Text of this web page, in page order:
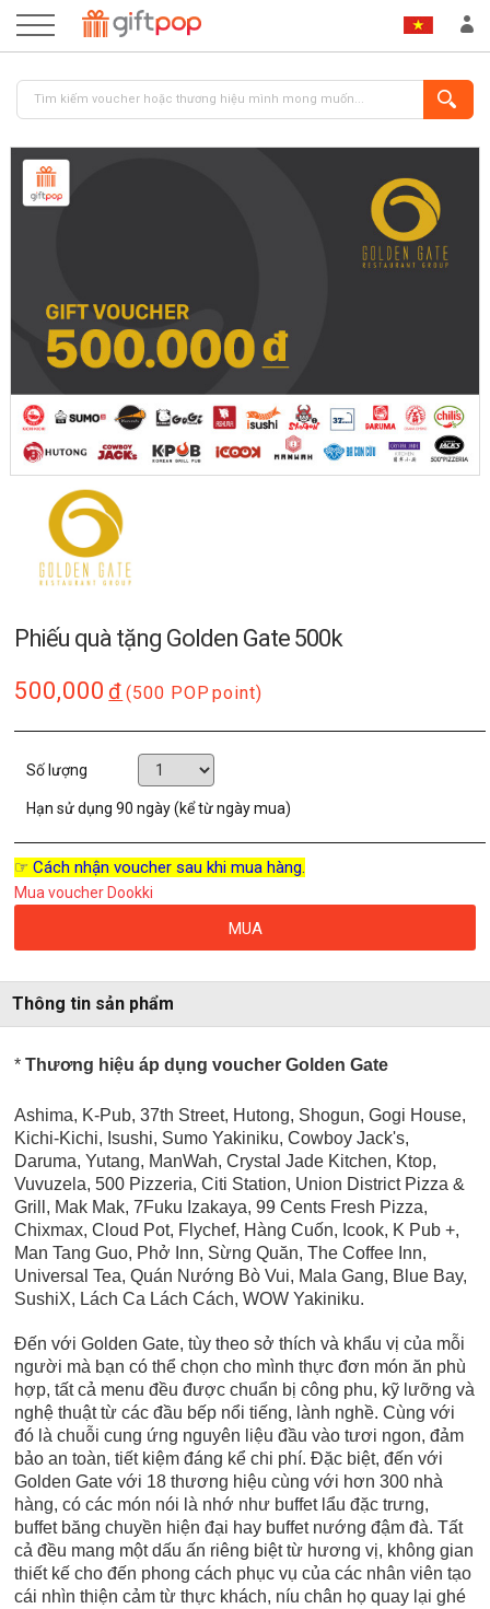
ĐĂNG NHẬP
Phiếu quà tặng Golden Gate 500k
500,000 đ (500 POP point)
Số lượng
Hạn sử dụng90 ngày (kể từ ngày mua)
☞ Cách nhận voucher sau khi mua hàng.
Mua voucher Dookki
MUA
Thông tin sản phẩm
*Thương hiệu áp dụng voucher Golden Gate
Ashima, K-Pub, 37th Street, Hutong, Shogun, Gogi House,
Kichi-Kichi, Isushi, Sumo Yakiniku, Cowboy Jack's,
Daruma, Yutang, ManWah, Crystal Jade Kitchen, Ktop,
Vuvuzela, 500 Pizzeria, Citi Station, Union District Pizza &
Grill, Mak Mak, 7Fuku Izakaya, 99 Cents Fresh Pizza,
Chixmax, Cloud Pot, Flychef, Hàng Cuốn, Icook, K Pub +,
Man Tang Guo, Phở Inn, Sừng Quăn, The Coffee Inn,
Universal Tea,Quán Nướng Bò Vui, Mala Gang, Blue Bay,
SushiX, Lách Ca Lách Cách, WOW Yakiniku.
Đến với Golden Gate, tùy theo sở thích và khẩu vị của mỗi
người mà bạn có thể chọn cho mình thực đơn món ăn phù
hợp, tất cả menu đều được chuẩn bị công phu, kỹ lưỡng và
nghệ thuật từ các đầu bếp nổi tiếng, lành nghề. Cùng với
đó là chuỗi cung ứng nguyên liệu đầu vào tươi ngon, đảm
bảo an toàn, tiết kiệm đáng kể chi phí. Đặc biệt, đến với
Golden Gate với 18 thương hiệu cùng với hơn 300 nhà
hàng, có các món nói là nhớ như buffet lẩu đặc trưng,
buffet băng chuyền hiện đại hay buffet nướng đậm đà. Tất
cả đều mang một dấu ấn riêng biệt từ hương vị, không gian
thiết kế cho đến phong cách phục vụ của các nhân viên tạo
cái nhìn thiện cảm từ thực khách, níu chân họ quay lại ghé